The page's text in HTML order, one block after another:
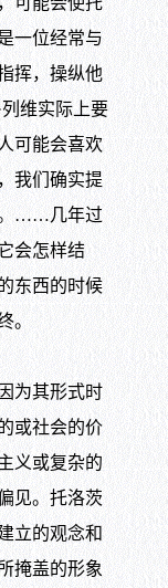
一位经常与
挥，操纵他
维实际上要
可能会喜欢
我们确实提
。……几年过
会怎样结
东西的时候
。
为其形式时
或社会的价
义或复杂的
见。托洛茨
立的观念和
掩盖的形象